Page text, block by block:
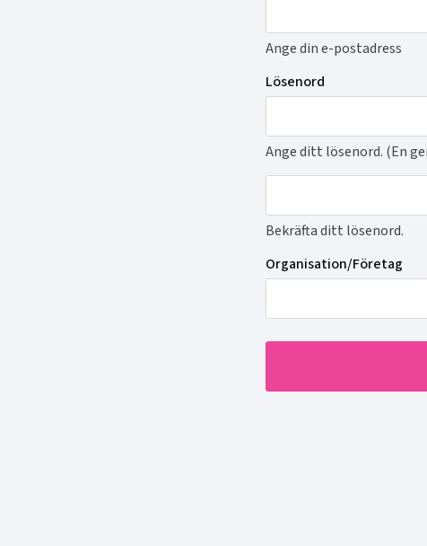
Ange din e-postadress
Lösenord
Ange ditt lösenord. (En
Bekräfta ditt lösenord.
Organisation/Företag